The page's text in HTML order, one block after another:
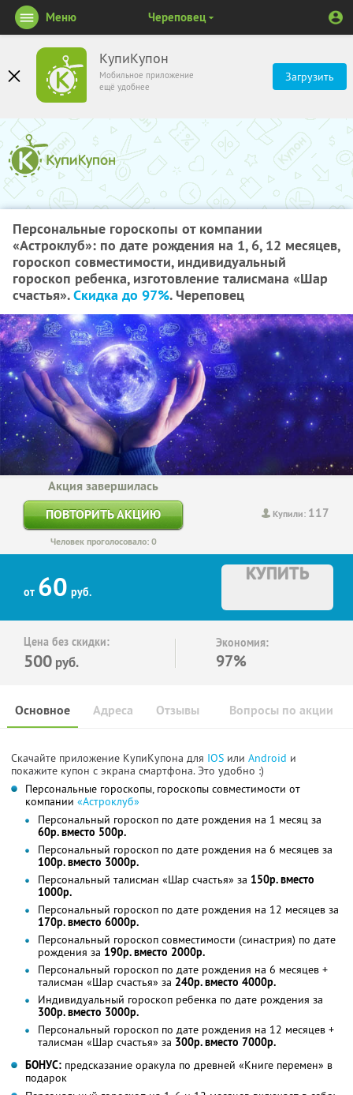
КупиКупон
Мобильное приложение
ещё удобнее
Загрузить
Меню Череповец
Персональные гороскопы от компании
«Астроклуб»: по дате рождения на 1, 6, 12 месяцев,
гороскоп совместимости, индивидуальный
гороскоп ребенка, изготовление талисмана «Шар
счастья».Скидка до 97%. Череповец
Купили: 117
Акция завершилась
ПОВТОРИТЬ АКЦИЮ
Человек проголосовало: 0
от 60 руб.
КУПИТЬ
Цена без скидки:
500 руб.
Экономия:
97%
Основное Отзывы Вопросы по акции
Адреса
Скачайте приложение КупиКупона для IOS или Android и
покажите купон с экрана смартфона. Это удобно :)
Персональные гороскопы, гороскопы совместимости от
компании «Астроклуб»
Персональный гороскоп по дате рождения на 1 месяц за
60р. вместо 500р.
Персональный гороскоп по дате рождения на 6 месяцев за
100р. вместо 3000р.
Персональный талисман «Шар счастья» за 150р. вместо
1000р.
Персональный гороскоп по дате рождения на 12 месяцев за
170р. вместо 6000р.
Персональный гороскоп совместимости (синастрия) по дате
рождения за 190р. вместо 2000р.
Персональный гороскоп по дате рождения на 6 месяцев +
талисман «Шар счастья» за 240р. вместо 4000р.
Индивидуальный гороскоп ребенка по дате рождения за
300р. вместо 3000р.
Персональный гороскоп по дате рождения на 12 месяцев +
талисман «Шар счастья» за 300р. вместо 7000р.
БОНУС: предсказание оракула по древней «Книге перемен» в
подарок